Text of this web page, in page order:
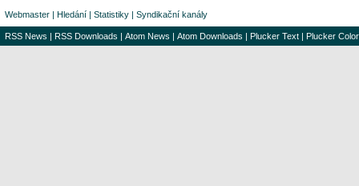
Webmaster | Hledání | Statistiky | Syndikační kanály
RSS News | RSS Downloads | Atom News | Atom Downloads | Plucker Text | Plucker Color